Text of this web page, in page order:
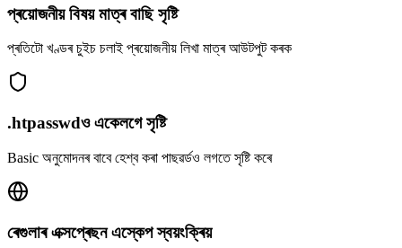
প্ৰয়োজনীয় বিষয় মাত্ৰ বাছি সৃষ্টি
প্ৰতিটো খণ্ডৰ চুইচ চলাই প্ৰয়োজনীয় লিখা মাত্ৰ আউটপুট কৰক
.htpasswdও একেলগে সৃষ্টি
Basic অনুমোদনৰ বাবে হেশ্ব কৰা পাছৱৰ্ডও লগতে সৃষ্টি কৰে
ৰেগুলাৰ এক্সপ্ৰেছন এস্কেপ স্বয়ংক্ৰিয়